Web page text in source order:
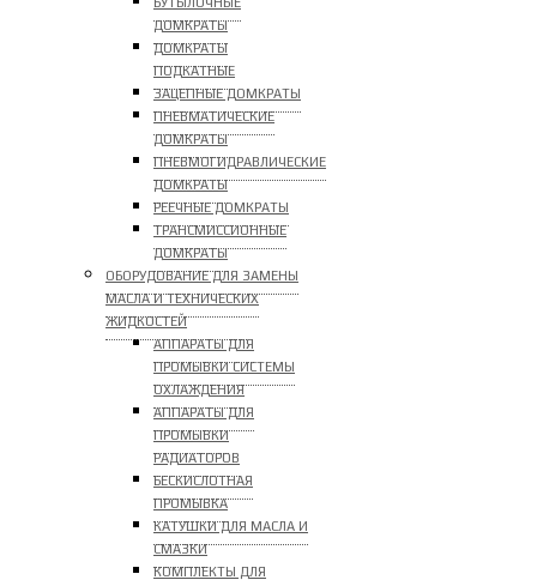
ДОМКРАТЫ
ДОМКРАТЫ
ПОДКАТНЫЕ
ЗАЦЕПНЫЕ ДОМКРАТЫ
ПНЕВМАТИЧЕСКИЕ
ДОМКРАТЫ
ПНЕВМОГИДРАВЛИЧЕСКИЕ
ДОМКРАТЫ
РЕЕЧНЫЕ ДОМКРАТЫ
ТРАНСМИССИОННЫЕ
ДОМКРАТЫ
ОБОРУДОВАНИЕ ДЛЯ ЗАМЕНЫ
МАСЛА И ТЕХНИЧЕСКИХ
ЖИДКОСТЕЙ
АППАРАТЫ ДЛЯ
ПРОМЫВКИ СИСТЕМЫ
ОХЛАЖДЕНИЯ
АППАРАТЫ ДЛЯ
ПРОМЫВКИ
РАДИАТОРОВ
БЕСКИСЛОТНАЯ
ПРОМЫВКА
КАТУШКИ ДЛЯ МАСЛА И
СМАЗКИ
КОМПЛЕКТЫ ДЛЯ